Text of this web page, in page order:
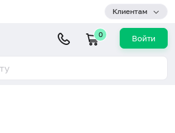
Клиентам
0 Войти